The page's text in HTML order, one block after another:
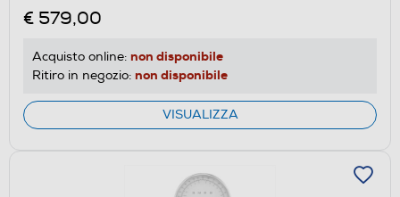
€ 579,00
Acquisto online: non disponibile
Ritiro in negozio: non disponibile
VISUALIZZA